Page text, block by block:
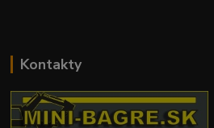
Kontakty